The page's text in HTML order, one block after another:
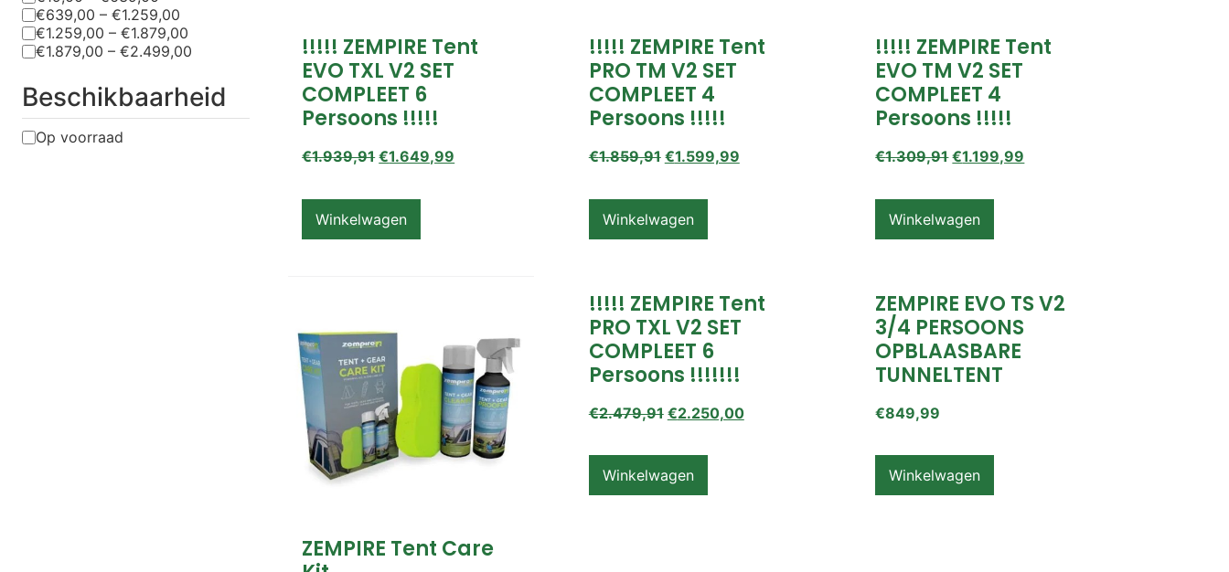
€639,00 – €1.259,00
€1.259,00 – €1.879,00
€1.879,00 – €2.499,00
Beschikbaarheid
Op voorraad
!!!!! ZEMPIRE Tent
EVO TXL V2 SET
COMPLEET 6
Persoons !!!!!
€1.939,91 €1.649,99
Winkelwagen
!!!!! ZEMPIRE Tent
PRO TM V2 SET
COMPLEET 4
Persoons !!!!!
€1.859,91 €1.599,99
Winkelwagen
!!!!! ZEMPIRE Tent
EVO TM V2 SET
COMPLEET 4
Persoons !!!!!
€1.309,91 €1.199,99
Winkelwagen
ZEMPIRE Tent Care
!!!!! ZEMPIRE Tent
PRO TXL V2 SET
COMPLEET 6
Persoons !!!!!!!
€2.479,91 €2.250,00
Winkelwagen
ZEMPIRE EVO TS V2
3/4 PERSOONS
OPBLAASBARE
TUNNELTENT
€849,99
Winkelwagen